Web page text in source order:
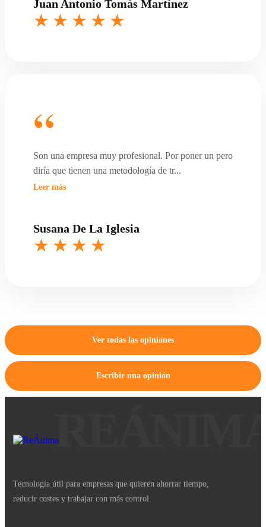
Juan Antonio Tomás Martínez
Susana De La Iglesia
Son una empresa muy profesional. Por poner un pero
diría que tienen una metodología de tr...
Leer más
Ver todas las opiniones
Escribir una opinión
Tecnología útil para empresas que quieren ahorrar tiempo,
reducir costes y trabajar con más control.